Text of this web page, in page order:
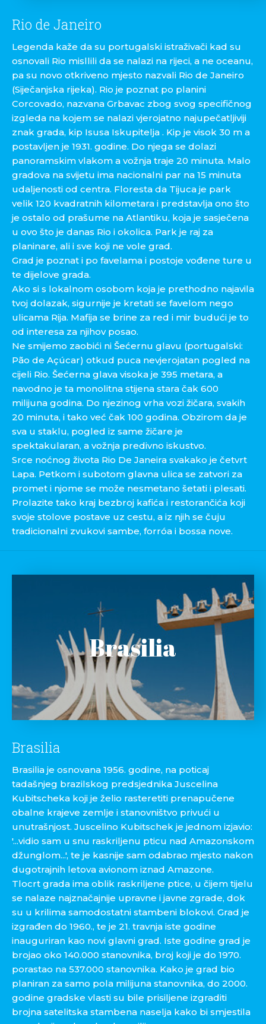
Rio de Janeiro
Legenda kaže da su portugalski istraživači kad su
osnovali Rio misllili da se nalazi na rijeci, a ne oceanu,
pa su novo otkriveno mjesto nazvali Rio de Janeiro
(Siječanjska rijeka). Rio je poznat po planini
Corcovado, nazvana Grbavac zbog svog specifičnog
izgleda na kojem se nalazi vjerojatno najupečatljiviji
znak grada, kip Isusa Iskupitelja . Kip je visok 30 m a
postavljen je 1931. godine. Do njega se dolazi
panoramskim vlakom a vožnja traje 20 minuta. Malo
gradova na svijetu ima nacionalni par na 15 minuta
udaljenosti od centra. Floresta da Tijuca je park
velik 120 kvadratnih kilometara i predstavlja ono što
je ostalo od prašume na Atlantiku, koja je sasječena
u ovo što je danas Rio i okolica. Park je raj za
planinare, ali i sve koji ne vole grad.
Grad je poznat i po favelama i postoje vođene ture u
te dijelove grada.
Ako si s lokalnom osobom koja je prethodno najavila
tvoj dolazak, sigurnije je kretati se favelom nego
ulicama Rija. Mafija se brine za red i mir budući je to
od interesa za njihov posao.
Ne smijemo zaobići ni Šećernu glavu (portugalski:
Pão de Açúcar) otkud puca nevjerojatan pogled na
cijeli Rio. Šećerna glava visoka je 395 metara, a
navodno je ta monolitna stijena stara čak 600
milijuna godina. Do njezinog vrha vozi žičara, svakih
20 minuta, i tako već čak 100 godina. Obzirom da je
sva u staklu, pogled iz same žičare je
spektakularan, a vožnja predivno iskustvo.
Srce noćnog života Rio De Janeira svakako je četvrt
Lapa. Petkom i subotom glavna ulica se zatvori za
promet i njome se može nesmetano šetati i plesati.
Prolazite tako kraj bezbroj kafića i restorančića koji
svoje stolove postave uz cestu, a iz njih se čuju
tradicionalni zvukovi sambe, forróa i bossa nove.
Brasilia
Brasilia
Brasilia je osnovana 1956. godine, na poticaj
tadašnjeg brazilskog predsjednika Juscelina
Kubitscheka koji je želio rasteretiti prenapučene
obalne krajeve zemlje i stanovništvo privući u
unutrašnjost. Juscelino Kubitschek je jednom izjavio:
'...vidio sam u snu raskriljenu pticu nad Amazonskom
džunglom...', te je kasnije sam odabrao mjesto nakon
dugotrajnih letova avionom iznad Amazone.
Tlocrt grada ima oblik raskriljene ptice, u čijem tijelu
se nalaze najznačajnije upravne i javne zgrade, dok
su u krilima samodostatni stambeni blokovi. Grad je
izgrađen do 1960., te je 21. travnja iste godine
inauguriran kao novi glavni grad. Iste godine grad je
brojao oko 140.000 stanovnika, broj koji je do 1970.
porastao na 537.000 stanovnika. Kako je grad bio
planiran za samo pola milijuna stanovnika, do 2000.
godine gradske vlasti su bile prisiljene izgraditi
brojna satelitska stambena naselja kako bi smjestila